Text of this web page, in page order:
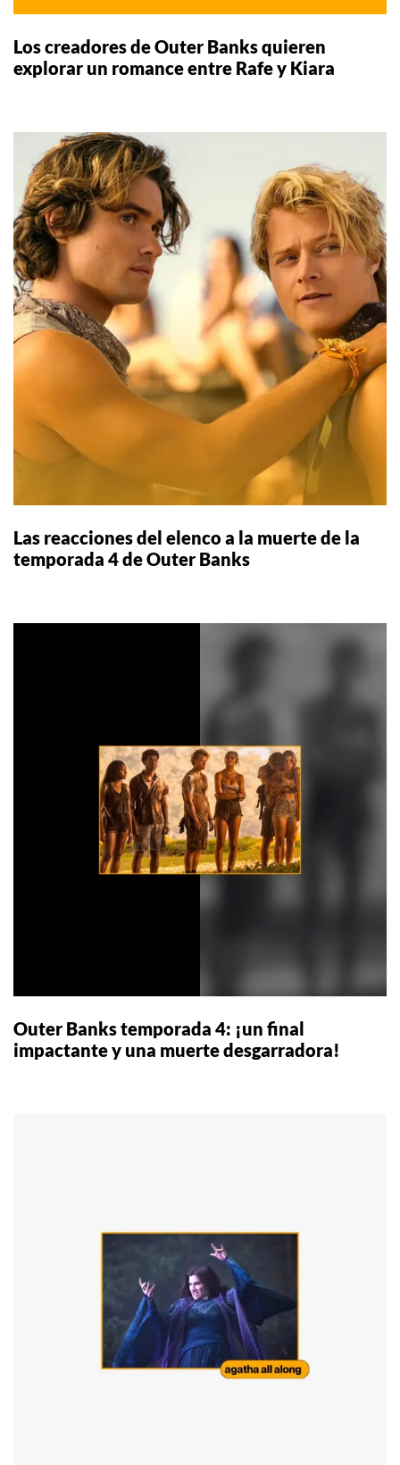
Los creadores de Outer Banks quieren
explorar un romance entre Rafe y Kiara
Las reacciones del elenco a la muerte de la
temporada 4 de Outer Banks
Outer Banks temporada 4: ¡un final
impactante y una muerte desgarradora!